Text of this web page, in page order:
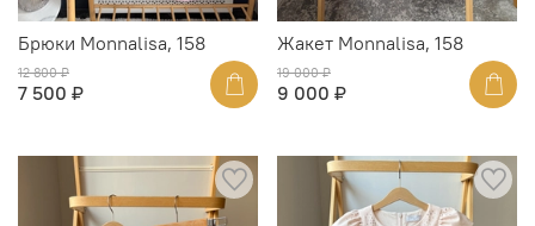
Брюки Monnalisa, 158
12 800 ₽
7 500 ₽
Жакет Monnalisa, 158
19 000 ₽
9 000 ₽